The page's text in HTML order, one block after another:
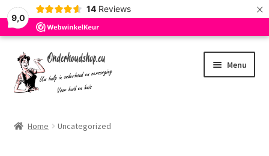
9,0
14 Reviews ×
Ga
door
naar
Ga
naar
de
Menu
Home Uncategorized